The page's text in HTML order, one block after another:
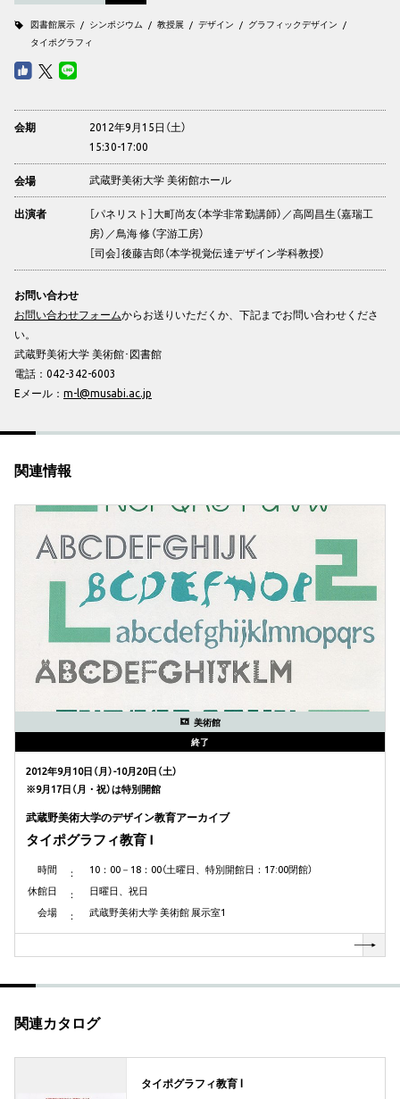
図書館展示 シンポジウム 教授展 デザイン
グラフィックデザイン
タイポグラフィ
会期
2012年9月15日（土）
15:30-17:00
会場 武蔵野美術大学 美術館ホール
出演者
［パネリスト］大町尚友（本学非常勤講師）／高岡昌生（嘉瑞工
房）／鳥海 修（字游工房）
［司会］後藤吉郎（本学視覚伝達デザイン学科教授）
お問い合わせ
お問い合わせフォームからお送りいただくか、下記までお問い合わせくださ
い。
武蔵野美術大学 美術館･図書館
電話：042-342-6003
Eメール： m-l@musabi.ac.jp
関連情報
美術館
終了
2012年9月10日（月）-10月20日（土）
※9月17日（月・祝）は特別開館
武蔵野美術大学のデザイン教育アーカイブ
タイポグラフィ教育 I
時間
10：00－18：00（土曜日、特別開館日：17:00閉館）
休館日
日曜日、祝日
会場
武蔵野美術大学 美術館 展示室1
関連カタログ
タイポグラフィ教育 I